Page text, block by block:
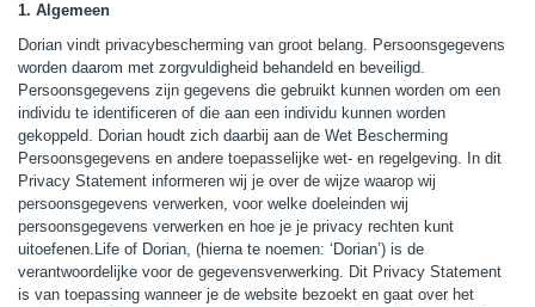
1. Algemeen
Dorian vindt privacybescherming van groot belang. Persoonsgegevens
worden daarom met zorgvuldigheid behandeld en beveiligd.
Persoonsgegevens zijn gegevens die gebruikt kunnen worden om een
individu te identificeren of die aan een individu kunnen worden
gekoppeld. Dorian houdt zich daarbij aan de Wet Bescherming
Persoonsgegevens en andere toepasselijke wet- en regelgeving. In dit
Privacy Statement informeren wij je over de wijze waarop wij
persoonsgegevens verwerken, voor welke doeleinden wij
persoonsgegevens verwerken en hoe je je privacy rechten kunt
uitoefenen.Life of Dorian, (hierna te noemen: ‘Dorian’) is de
verantwoordelijke voor de gegevensverwerking. Dit Privacy Statement
is van toepassing wanneer je de website bezoekt en gaat over het